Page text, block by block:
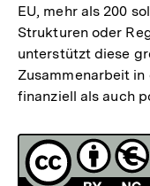
EU, mehr als 200
Strukturen oder
unterstützt diese
Zusammenarbeit in
finanziell als auch
Lizenz